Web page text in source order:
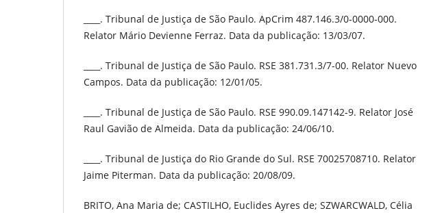
____. Tribunal de Justiça de São Paulo. ApCrim 487.146.3/0-0000-000.
Relator Mário Devienne Ferraz. Data da publicação: 13/03/07.
____. Tribunal de Justiça de São Paulo. RSE 381.731.3/7-00. Relator Nuevo
Campos. Data da publicação: 12/01/05.
____. Tribunal de Justiça de São Paulo. RSE 990.09.147142-9. Relator José
Raul Gavião de Almeida. Data da publicação: 24/06/10.
____. Tribunal de Justiça do Rio Grande do Sul. RSE 70025708710. Relator
Jaime Piterman. Data da publicação: 20/08/09.
BRITO, Ana Maria de; CASTILHO, Euclides Ayres de; SZWARCWALD, Célia